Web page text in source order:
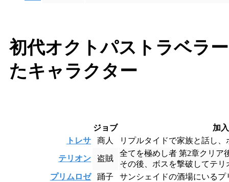
初代オクトパストラベラ
たキャラクター
ジョブ
加
トレサ
商人 リプルタイドで家族と話し
テリオン 盗賊
全てを極めし者 第2章クリア
その後、ボスを撃破してテリ
プリムロゼ
踊子
サンシェイドの酒場にいる